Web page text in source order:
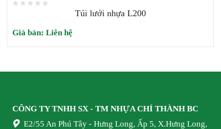
Túi lưới nhựa L200
Giá bán: Liên hệ
CÔNG TY TNHH SX - TM NHỰACHÍ THÀNH BC
E2/55 An Phú Tây - Hưng Long, Ấp 5, X.Hưng Long,